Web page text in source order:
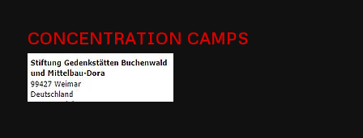
CONCENTRATION CAMPS